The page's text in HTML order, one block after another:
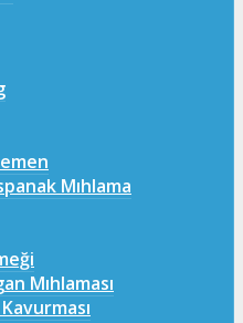
Mıhlama
Mıhlaması